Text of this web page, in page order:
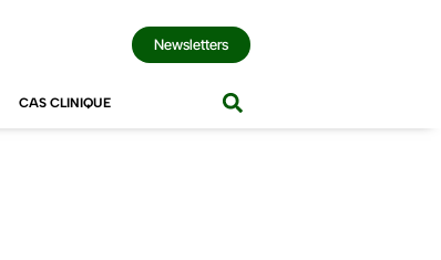
Newsletters
CAS CLINIQUE